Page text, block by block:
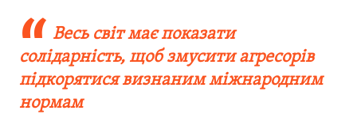
Весь світ має показати
солідарність, щоб змусити агресорів
підкорятися визнаним міжнародним
нормам